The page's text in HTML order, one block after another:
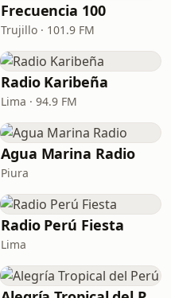
Frecuencia 100
Trujillo · 101.9 FM
Radio Karibeña
Lima · 94.9 FM
Agua Marina Radio
Piura
Radio Perú Fiesta
Lima